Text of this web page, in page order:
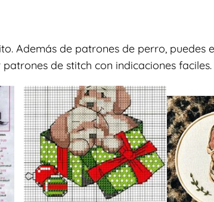
Además de patrones de perro,
de stitch con indicaciones faciles.